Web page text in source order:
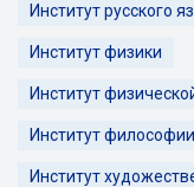
Институт русского
Институт физики
Институт
Институт
Институт